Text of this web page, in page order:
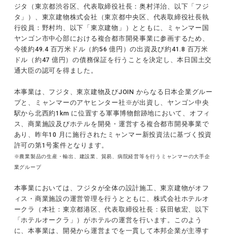
ジタ（東京都渋谷区、代表取締役社長：奥村洋治、以下「フジ
タ」）、東京建物株式会社（東京都中央区、代表取締役社長執
行役員：野村均、以下「東京建物」）とともに、ミャンマー国
ヤンゴン市中心部における複合都市開発事業に参画するため、
今後約49.4 百万米ドル（約56 億円）の出資及び約41.8 百万米
ドル（約47 億円）の債務保証を行うことを決定し、本日国土交
通大臣の認可を得ました。
本事業は、フジタ、東京建物及びJOIN からなる日本企業グルー
プと、ミャンマーのアヤヒンター社※が出資し、ヤンゴン中央
駅から北西約1km に位置する軍事博物館跡地において、オフィ
ス、商業施設及びホテルを開発・運営する複合都市開発事業で
あり、昨年10 月に施行されたミャンマー新投資法に基づく投資
許可の第1号案件となります。
※農業製品の生産・輸出、建設業、貿易、病院経営等を行うミャンマーの大手企
業グループ
本事業においては、フジタが全体の設計施工、東京建物がオフ
ィス・商業施設の運営管理を行うとともに、株式会社ホテルオ
ークラ（本社：東京都港区、代表取締役社長：荻田敏宏、以下
「ホテルオークラ」）がホテルの運営を行います。このよう
に、本事業は、開発から運営までを一貫して本邦企業が主導す